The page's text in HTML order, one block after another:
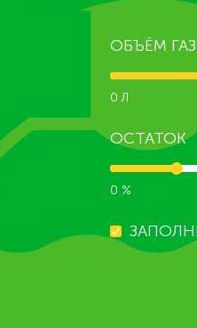
ОБЪЁМ
0 Л
ОСТАТОК
0 %